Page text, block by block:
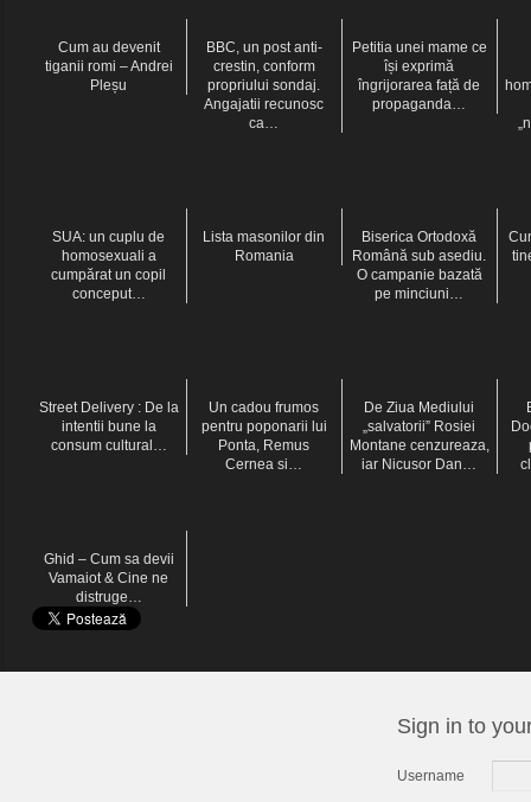
Cum au devenit
tiganii romi – Andrei
Pleșu
BBC, un post anti-
crestin, conform
propriului sondaj.
Angajatii recunosc
ca…
Petitia unei mame ce
își exprimă
îngrijorarea față de
propaganda…
SUA: un cuplu de
homosexuali a
cumpărat un copil
conceput…
Lista masonilor din
Romania
Biserica Ortodoxă
Română sub asediu.
O campanie bazată
pe minciuni…
Street Delivery : De la
intentii bune la
consum cultural…
Un cadou frumos
pentru poponarii lui
Ponta, Remus
Cernea si…
De Ziua Mediului
„salvatorii” Rosiei
Montane cenzureaza,
iar Nicusor Dan…
Ghid – Cum sa devii
Vamaiot & Cine ne
distruge…
Sign in to
Username